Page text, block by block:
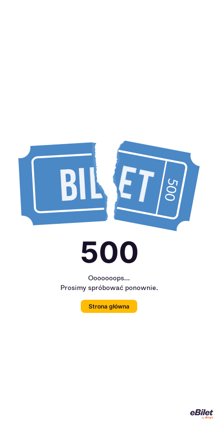
500
Ooooooops...
Prosimy spróbować ponownie.
Strona główna